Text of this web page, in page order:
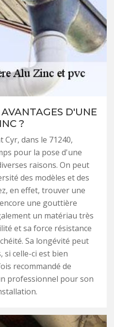
D'UNE
?
dans le 71240,
pour la pose d'une
raisons. On peut
des modèles et des
en effet, trouver une
une gouttière
un matériau très
et sa force résistance
Sa longévité peut
si celle-ci est bien
recommandé de
professionnel pour son